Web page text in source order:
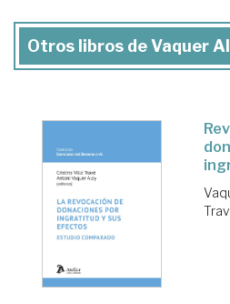
Otros libros de Vaquer